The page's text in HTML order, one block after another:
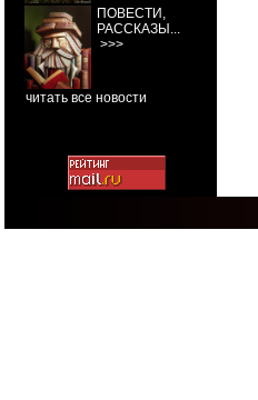
ПОВЕСТИ,
РАССКАЗЫ...
>>>
читать все новости